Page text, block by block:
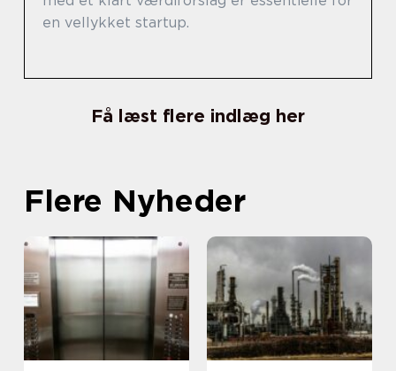
en vellykket startup.
Få læst flere indlæg her
Flere Nyheder